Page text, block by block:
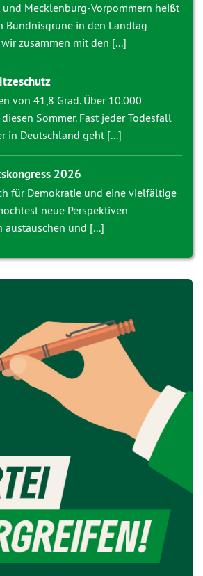
Mecklenburg-Vorpommern heißt
Bündnisgrüne in den Landtag
zusammen mit den [...]
von 41,8 Grad. Über 10.000
Sommer. Fast jeder Todesfall
in Deutschland geht [...]
2026
für Demokratie und eine vielfältige
neue Perspektiven
austauschen und [...]